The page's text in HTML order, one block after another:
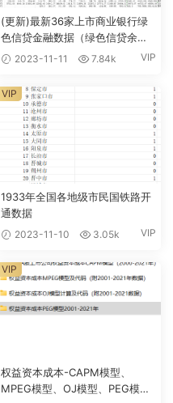
(更新)最新36家上市商业银行绿
色信贷金融数据（绿色信贷余
额、期末贷款总额、营收增长
2023-11-11 7.84k VIP
1933年全国各地级市民国铁路开
通数据
2023-11-10 3.05k VIP
VIP
权益资本成本-CAPM模型、
MPEG模型、OJ模型、PEG模型
VIP